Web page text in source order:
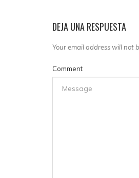
DEJA UNA RESPUESTA
Your email address will not
Comment